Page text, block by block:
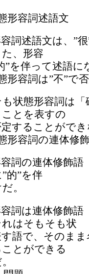
容詞述語文
詞述語文は、”
、形容
”を伴って述語に
容詞は”不”で
状態形容詞は
とを表すの
することができ
容詞の連体修
詞の連体修飾語
的”を伴
。
詞は連体修飾語
はそもそも状
語で、そのま
とができる